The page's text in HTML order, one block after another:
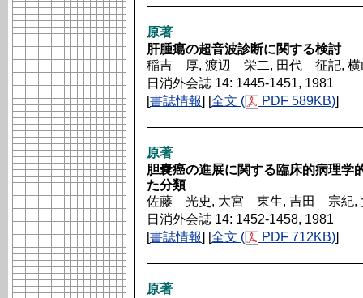
原著
肝腫瘍の超音波診断に関する検討
稲吉 厚, 渡辺 栄二, 田代 征記,
日消外会誌 14: 1445-1451, 1981
[書誌情報] [全文 ( PDF 589KB)]
原著
胆嚢癌の進展に関する臨床的病理
た分類
佐藤 光史, 大宮 東生, 吉田 宗紀,
日消外会誌 14: 1452-1458, 1981
[書誌情報] [全文 ( PDF 712KB)]
原著